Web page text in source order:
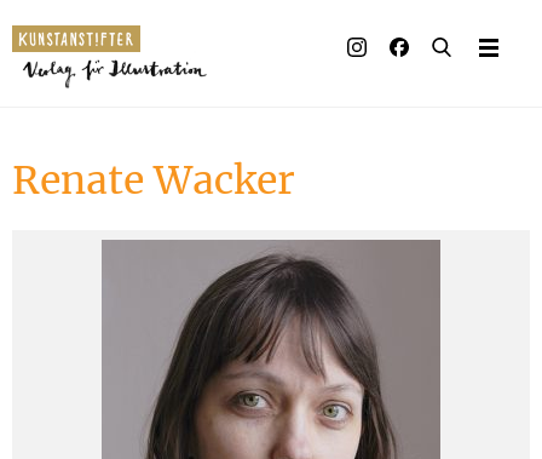
Renate WackerVerlag
Auszeichnungen
Presse & Handel
Rechte
Begleitmaterial